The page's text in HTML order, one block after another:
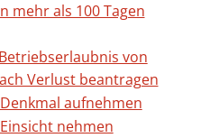
mehr als 100 Tagen
von
Verlust beantragen
aufnehmen
nehmen